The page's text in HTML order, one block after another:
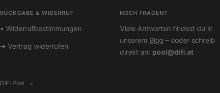
RÜCKGABE & WIDERRUF
• Widerrufbestimmungen
➜ Vertrag widerrufen
NOCH FRAGEN?
Viele Antworten findest du in
unserem Blog – ooder schreib
direkt an: pool@difi.at
DIFI Pool